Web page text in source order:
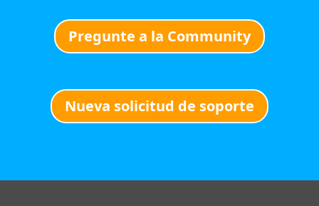
Pregunte a la Community
Nueva solicitud de soporte